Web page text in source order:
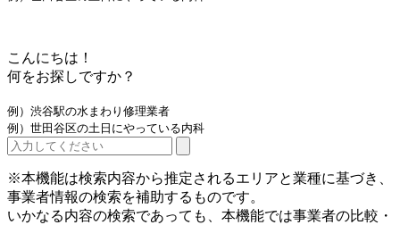
こんにちは！
何をお探しですか？
例）渋谷駅の水まわり修理業者
例）世田谷区の土日にやっている内科
※本機能は検索内容から推定されるエリアと業種に基づき、
事業者情報の検索を補助するものです。
いかなる内容の検索であっても、本機能では事業者の比較・